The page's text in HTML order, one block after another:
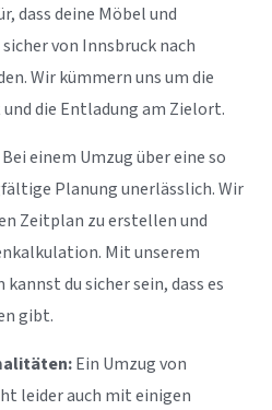
dass deine Möbel und
von Innsbruck nach
Wir kümmern uns um die
die Entladung am Zielort.
Bei einem Umzug über eine so
Planung unerlässlich. Wir
Zeitplan zu erstellen und
Mit unserem
du sicher sein, dass es
gibt.
Ein Umzug von
leider auch mit einigen